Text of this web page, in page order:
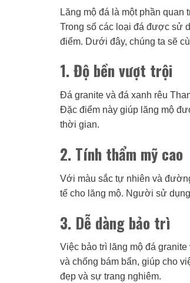
Lăng mộ đá là một phần
Trong số các loại đá được sử
điểm. Dưới đây, chúng ta sẽ
1. Độ bền vượt trội
Đá granite và đá xanh rêu
Đặc điểm này giúp lăng mộ
thời gian.
2. Tính thẩm mỹ cao
Với màu sắc tự nhiên và
tế cho lăng mộ. Người sử
3. Dễ dàng bảo trì
Việc bảo trì lăng mộ đá
và chống bám bẩn, giúp cho
đẹp và sự trang nghiêm.